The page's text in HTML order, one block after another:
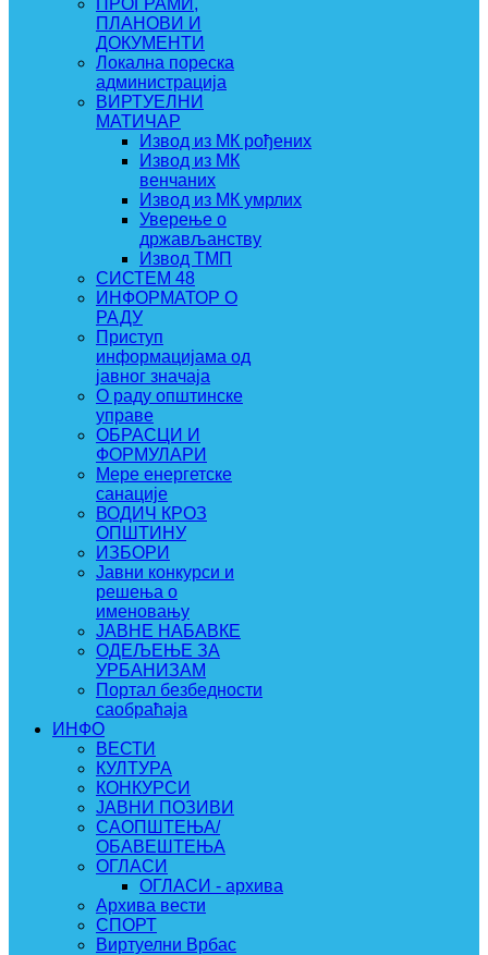
ПРОГРАМИ,
ПЛАНОВИ И
ДОКУМЕНТИ
Локална пореска
администрација
ВИРТУЕЛНИ
МАТИЧАР
Извод из МК рођених
Извод из МК
венчаних
Извод из МК умрлих
Уверење о
држављанству
Извод ТМП
СИСТЕМ 48
ИНФОРМАТОР О
РАДУ
Приступ
информацијама од
јавног значаја
О раду општинске
управе
ОБРАСЦИ И
ФОРМУЛАРИ
Мере енергетске
санације
ВОДИЧ КРОЗ
ОПШТИНУ
ИЗБОРИ
Јавни конкурси и
решења о
именовању
ЈАВНЕ НАБАВКЕ
ОДЕЉЕЊЕ ЗА
УРБАНИЗАМ
Портал безбедности
саобраћаја
ИНФО
ВЕСТИ
КУЛТУРА
КОНКУРСИ
ЈАВНИ ПОЗИВИ
САОПШТЕЊА/
ОБАВЕШТЕЊА
ОГЛАСИ
ОГЛАСИ - архива
Архива вести
СПОРТ
Виртуелни Врбас